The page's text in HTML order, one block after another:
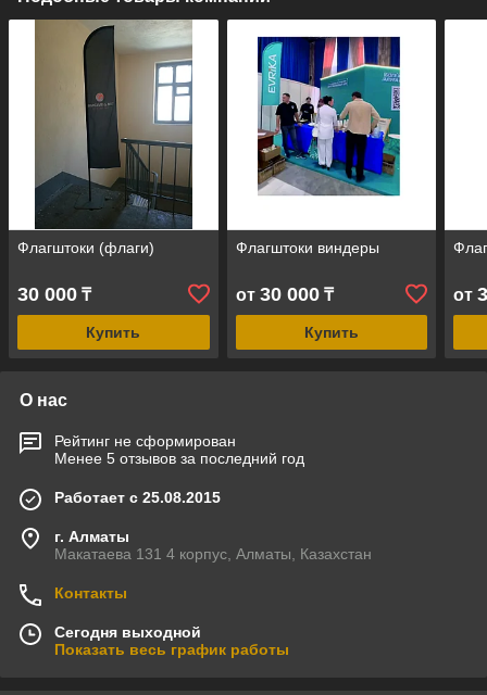
Флагштоки (флаги)
30 000 ₸
Купить
Флагштоки виндеры
от 30 000₸
Купить
от
О нас
Рейтинг не сформирован
Менее 5 отзывов за последний год
Работает с 25.08.2015
г. Алматы
Макатаева 131 4 корпус, Алматы, Казахстан
Контакты
Сегодня выходной
Показать весь график работы